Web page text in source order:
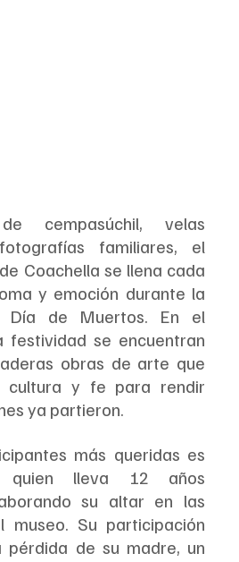
cempasúchil, velas
familiares, el
Coachella se llena cada
y emoción durante la
Día de Muertos. En el
festividad se encuentran
obras de arte que
cultura y fe para rendir
ya partieron.
más queridas es
quien lleva 12 años
su altar en las
museo. Su participación
pérdida de su madre, un